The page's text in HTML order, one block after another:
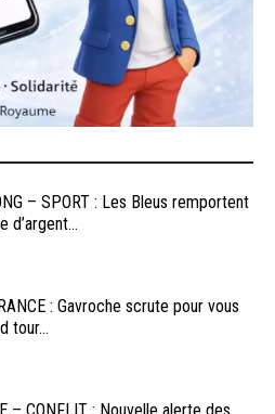
– SPORT : Les Bleus remportent
d’argent...
: Gavroche scrute pour vous
tour...